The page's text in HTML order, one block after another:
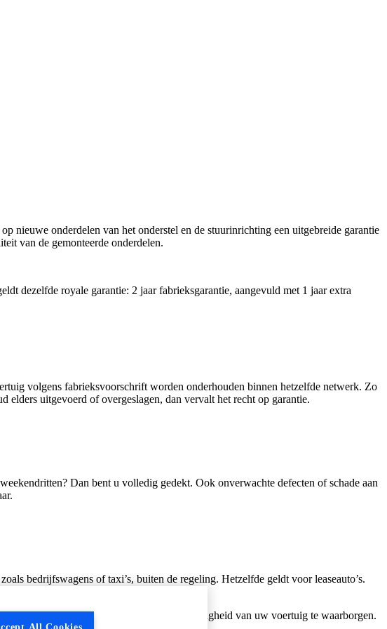
nieuwe onderdelen van het onderstel en de stuurinrichting een uitgebreide garantie
van de gemonteerde onderdelen.
dezelfde royale garantie: 2 jaar fabrieksgarantie, aangevuld met 1 jaar extra
volgens fabrieksvoorschrift worden onderhouden binnen hetzelfde netwerk. Zo
uitgevoerd of overgeslagen, dan vervalt het recht op garantie.
Dan bent u volledig gedekt. Ook onverwachte defecten of schade aan
bedrijfswagens of taxi’s, buiten de regeling. Hetzelfde geldt voor leaseauto’s.
voor garantie.
blijft dus essentieel om de kwaliteit en veiligheid van uw voertuig te waarborgen.